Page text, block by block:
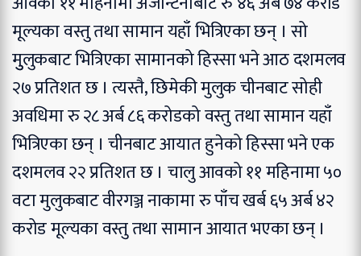
मूल्यका वस्तु तथा सामान यहाँ भित्रिएका छन् । सो
मुुलुकबाट भित्रिएका सामानको हिस्सा भने आठ दशमलव
२७ प्रतिशत छ । त्यस्तै, छिमेकी मुलुक चीनबाट सोही
अवधिमा रु २८ अर्ब ८६ करोडको वस्तु तथा सामान यहाँ
भित्रिएका छन् । चीनबाट आयात हुनेको हिस्सा भने एक
दशमलव २२ प्रतिशत छ । चालु आवको ११ महिनामा ५०
वटा मुलुकबाट वीरगञ्ज नाकामा रु पाँच खर्ब ६५ अर्ब ४२
करोड मूल्यका वस्तु तथा सामान आयात भएका छन् ।